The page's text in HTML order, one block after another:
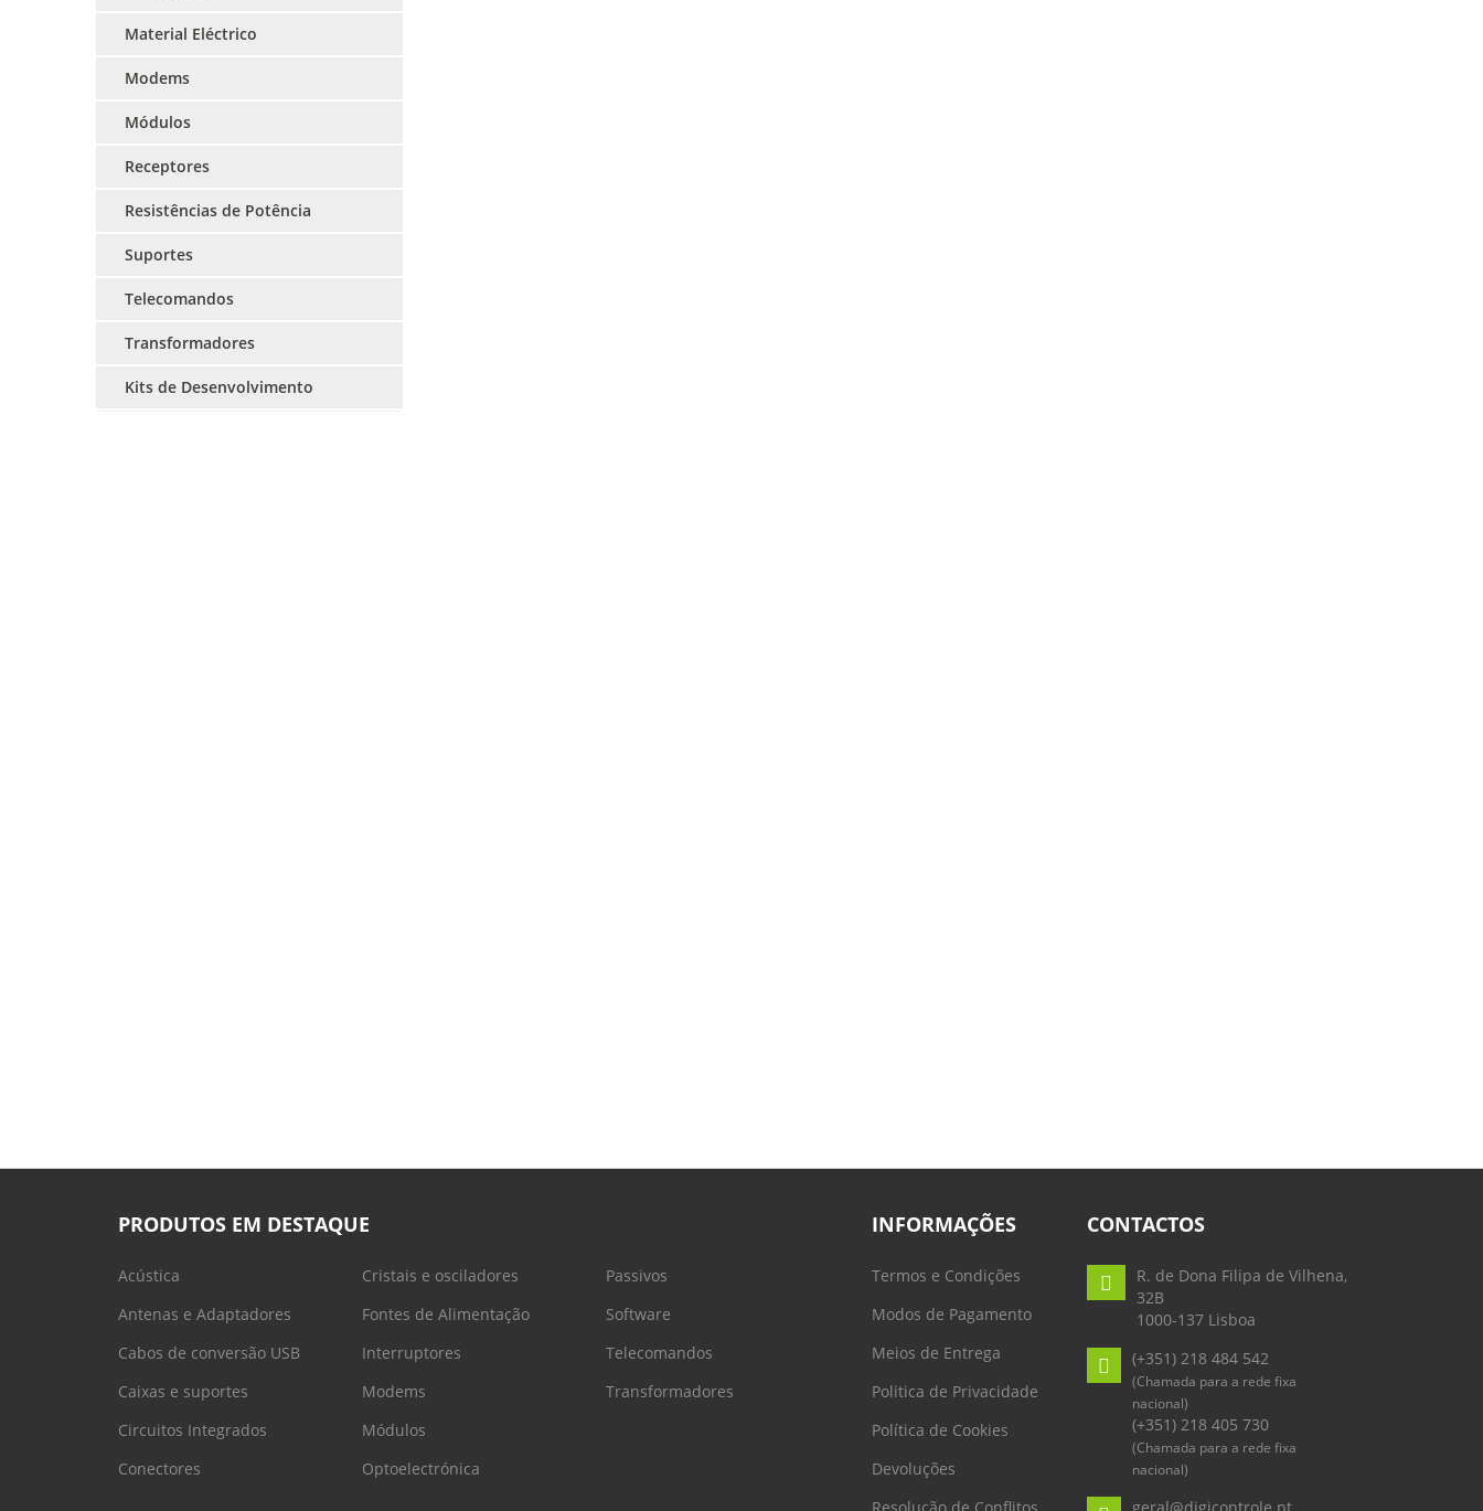
Material Eléctrico
Modems
Módulos
Receptores
Resistências de Potência
Suportes
Telecomandos
Transformadores
Kits de Desenvolvimento
PRODUTOS EM DESTAQUE
Acústica
Antenas e Adaptadores
Cabos de conversão USB
Caixas e suportes
Circuitos Integrados
Conectores
Cristais e osciladores
Fontes de Alimentação
Interruptores
Modems
Módulos
Optoelectrónica
Passivos
Software
Telecomandos
Transformadores
INFORMAÇÕES
Termos e Condições
Modos de Pagamento
Meios de Entrega
Politica de Privacidade
Política de Cookies
Devoluções
CONTACTOS
R. de Dona Filipa de Vilhena,
32B
1000-137 Lisboa
(+351) 218 484 542
(Chamada para a rede fixa
nacional)
(+351) 218 405 730
(Chamada para a rede fixa
nacional)